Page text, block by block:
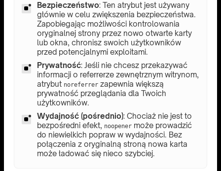
Bezpieczeństwo: Ten atrybut jest używany
głównie w celu zwiększenia bezpieczeństwa.
Zapobiegając możliwości kontrolowania
oryginalnej strony przez nowo otwarte karty
lub okna, chronisz swoich użytkowników
przed potencjalnymi exploitami.
Prywatność: Jeśli nie chcesz przekazywać
informacji o referrerze zewnętrznym witrynom,
atrybut noreferrer zapewnia większą
prywatność przeglądania dla Twoich
użytkowników.
Wydajność (pośrednio): Chociaż nie jest to
bezpośredni efekt, noopener może prowadzić
do niewielkich popraw w wydajności. Bez
połączenia z oryginalną stroną nowa karta
może ładować się nieco szybciej.